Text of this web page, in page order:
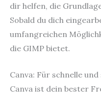
dir helfen, die
Sobald du dich
umfangreichen
die GIMP bietet.
Canva: Für schnelle
Canva ist dein bester